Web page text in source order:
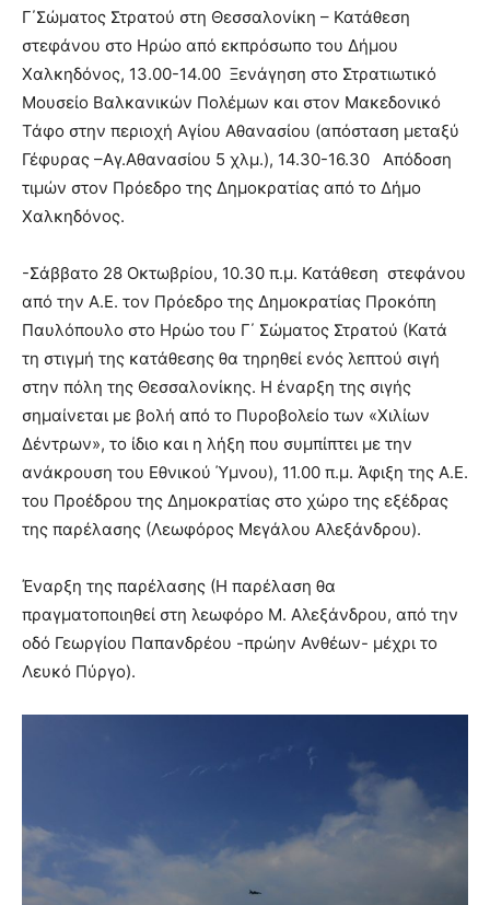
Γ΄Σώματος Στρατού στη Θεσσαλονίκη – Κατάθεση
στεφάνου στο Ηρώο από εκπρόσωπο του Δήμου
Χαλκηδόνος, 13.00-14.00 Ξενάγηση στο Στρατιωτικό
Μουσείο Βαλκανικών Πολέμων και στον Μακεδονικό
Τάφο στην περιοχή Αγίου Αθανασίου (απόσταση μεταξύ
Γέφυρας –Αγ.Αθανασίου 5 χλμ.), 14.30-16.30 Απόδοση
τιμών στον Πρόεδρο της Δημοκρατίας από το Δήμο
Χαλκηδόνος.
-Σάββατο 28 Οκτωβρίου, 10.30 π.μ. Κατάθεση στεφάνου
από την Α.Ε. τον Πρόεδρο της Δημοκρατίας Προκόπη
Παυλόπουλο στο Ηρώο του Γ΄ Σώματος Στρατού (Κατά
τη στιγμή της κατάθεσης θα τηρηθεί ενός λεπτού σιγή
στην πόλη της Θεσσαλονίκης. Η έναρξη της σιγής
σημαίνεται με βολή από το Πυροβολείο των «Χιλίων
Δέντρων», το ίδιο και η λήξη που συμπίπτει με την
ανάκρουση του Εθνικού Ύμνου), 11.00 π.μ. Άφιξη της Α.Ε.
του Προέδρου της Δημοκρατίας στο χώρο της εξέδρας
της παρέλασης (Λεωφόρος Μεγάλου Αλεξάνδρου).
Έναρξη της παρέλασης (Η παρέλαση θα
πραγματοποιηθεί στη λεωφόρο Μ. Αλεξάνδρου, από την
οδό Γεωργίου Παπανδρέου -πρώην Ανθέων- μέχρι το
Λευκό Πύργο).